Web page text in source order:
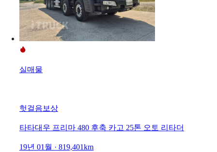
실매물
헛걸음보상
타타대우 프리마 480 후축 카고 25톤 오토 리타더
19년 01월 · 819,401km